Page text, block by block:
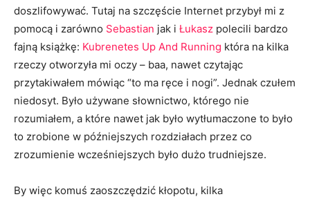
doszlifowywać. Tutaj na szczęście Internet przybył mi z
pomocą i zarówno Sebastian jak i Łukasz polecili bardzo
fajną książkę: Kubrenetes Up And Running która na kilka
rzeczy otworzyła mi oczy – baa, nawet czytając
przytakiwałem mówiąc “to ma ręce i nogi”. Jednak czułem
niedosyt. Było używane słownictwo, którego nie
rozumiałem, a które nawet jak było wytłumaczone to było
to zrobione w późniejszych rozdziałach przez co
zrozumienie wcześniejszych było dużo trudniejsze.
By więc komuś zaoszczędzić kłopotu, kilka